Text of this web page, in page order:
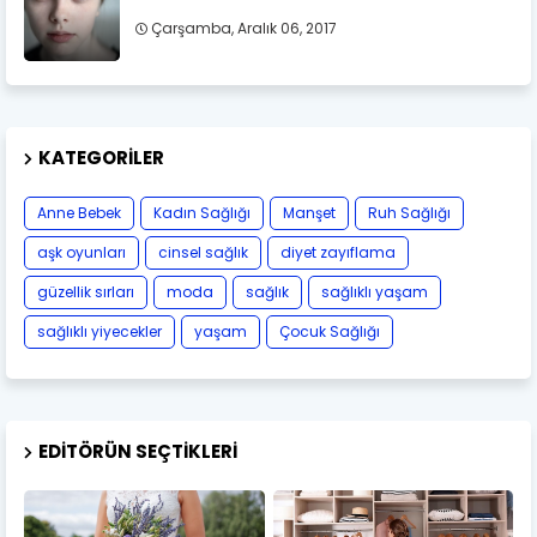
Çarşamba, Aralık 06, 2017
KATEGORILER
Anne Bebek Kadın Sağlığı Manşet
Ruh Sağlığı
aşk oyunları
cinsel sağlık
diyet zayıflama
güzellik sırları
moda sağlık
sağlıklı yaşam
sağlıklı yiyecekler
yaşam Çocuk Sağlığı
EDITÖRÜN SEÇTIKLERI